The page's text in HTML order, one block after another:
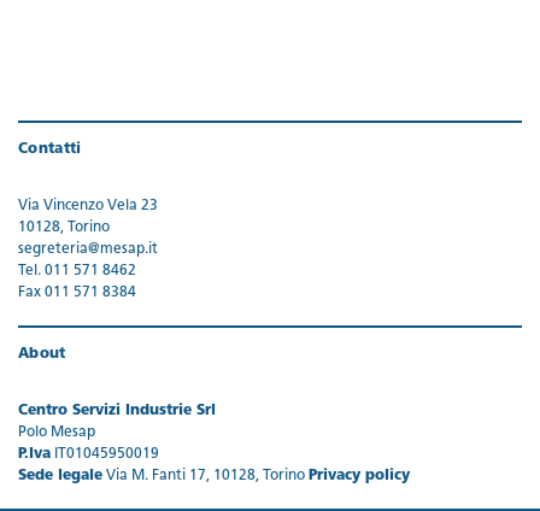
Contatti
Via Vincenzo Vela 23
10128, Torino
segreteria@mesap.it
Tel. 011 571 8462
Fax 011 571 8384
About
Centro Servizi Industrie Srl
Polo Mesap
P.Iva IT01045950019
Sede legale Via M. Fanti 17, 10128, Torino Privacy policy